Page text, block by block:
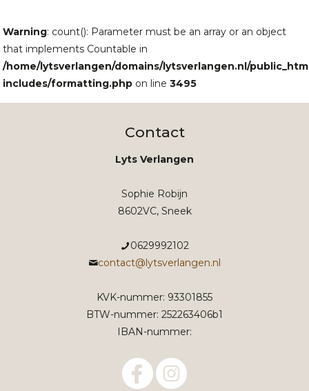
Warning: count(): Parameter must be an array or an object
that implements Countable in
/home/lytsverlangen/domains/lytsverlangen.nl/
includes/formatting.php on line3495
Contact
Lyts Verlangen
Sophie Robijn
8602VC, Sneek
0629992102
contact@lytsverlangen.nl
KVK-nummer: 93301855
BTW-nummer: 252263406b1
IBAN-nummer: